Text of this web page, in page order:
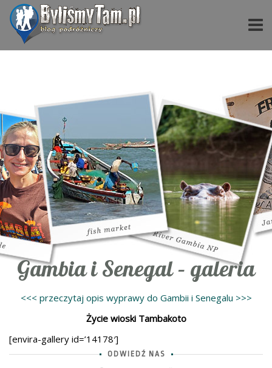
Gambia i Senegal – galeria
<<< przeczytaj opis wyprawy do Gambii i Senegalu >>>
Życie wioski Tambakoto
[envira-gallery id=’14178′]
ODWIEDŹ NAS